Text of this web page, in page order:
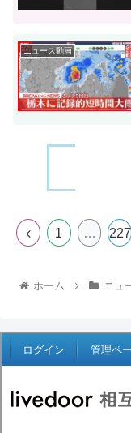
ニュース動画
1 … 227
ホーム ニュ